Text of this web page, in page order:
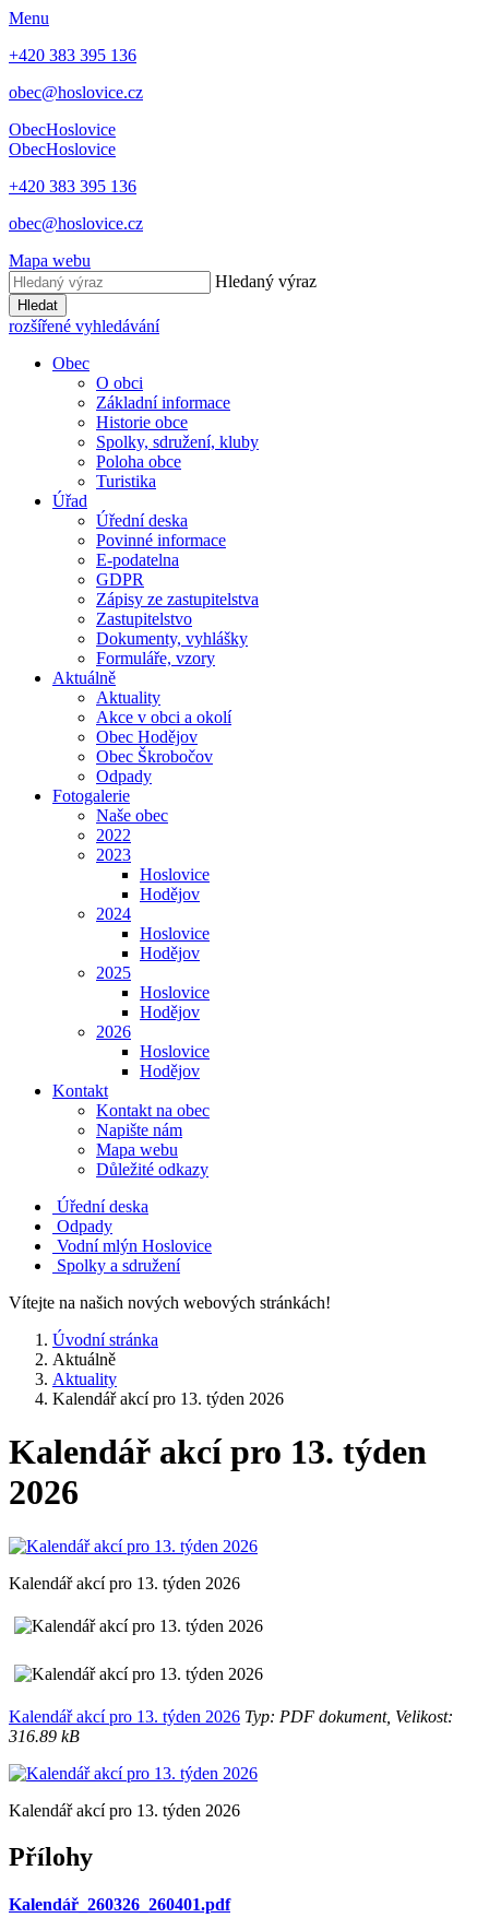
Menu
+420 383 395 136
obec@hoslovice.cz
ObecHoslovice
ObecHoslovice
+420 383 395 136
obec@hoslovice.cz
Mapa webu
Hledaný výraz
Hledat
rozšířené vyhledávání
Obec
O obci
Základní informace
Historie obce
Spolky, sdružení, kluby
Poloha obce
Turistika
Úřad
Úřední deska
Povinné informace
E-podatelna
GDPR
Zápisy ze zastupitelstva
Zastupitelstvo
Dokumenty, vyhlášky
Formuláře, vzory
Aktuálně
Aktuality
Akce v obci a okolí
Obec Hodějov
Obec Škrobočov
Odpady
Fotogalerie
Naše obec
2022
2023
Hoslovice
Hodějov
2024
Hoslovice
Hodějov
2025
Hoslovice
Hodějov
2026
Hoslovice
Hodějov
Kontakt
Kontakt na obec
Napište nám
Mapa webu
Důležité odkazy
Úřední deska
Odpady
Vodní mlýn Hoslovice
Spolky a sdružení
Vítejte na našich nových webových stránkách!
Úvodní stránka
Aktuálně
Aktuality
Kalendář akcí pro 13. týden 2026
Kalendář akcí pro 13. týden
2026
Kalendář akcí pro 13. týden 2026
Kalendář akcí pro 13. týden 2026 Typ: PDF dokument, Velikost:
316.89 kB
Kalendář akcí pro 13. týden 2026
Přílohy
Kalendář_260326_260401.pdf